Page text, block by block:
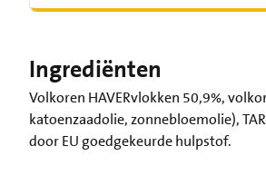
Ingrediënten
Volkoren HAVERvlokken 50,9%,
katoenzaadolie, zonnebloemolie),
door EU goedgekeurde hulpstof.